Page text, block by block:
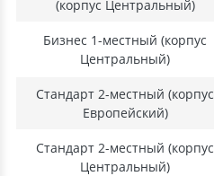
(корпус Центральный)
Бизнес 1-местный (корпус
Центральный)
Стандарт 2-местный (корпус
Европейский)
Стандарт 2-местный (корпус
Центральный)